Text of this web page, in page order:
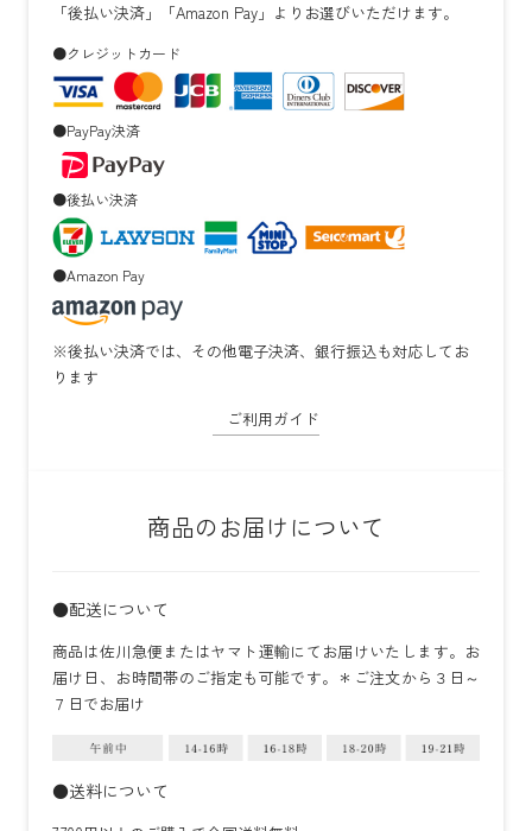
「後払い決済」「Amazon Pay」よりお選びいただけます。
●クレジットカード
●PayPay決済
●後払い決済
●Amazon Pay
※後払い決済では、その他電子決済、銀行振込も対応してお
ります
ご利用ガイド
商品のお届けについて
●配送について
商品は佐川急便またはヤマト運輸にてお届けいたします。お
届け日、お時間帯のご指定も可能です。＊ご注文から３日～
７日でお届け
●送料について